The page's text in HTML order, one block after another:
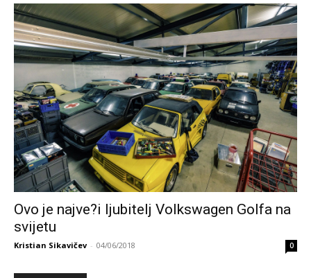
Ovo je najve?i ljubitelj Volkswagen Golfa na
svijetu
Kristian Sikavičev - 04/06/2018 0